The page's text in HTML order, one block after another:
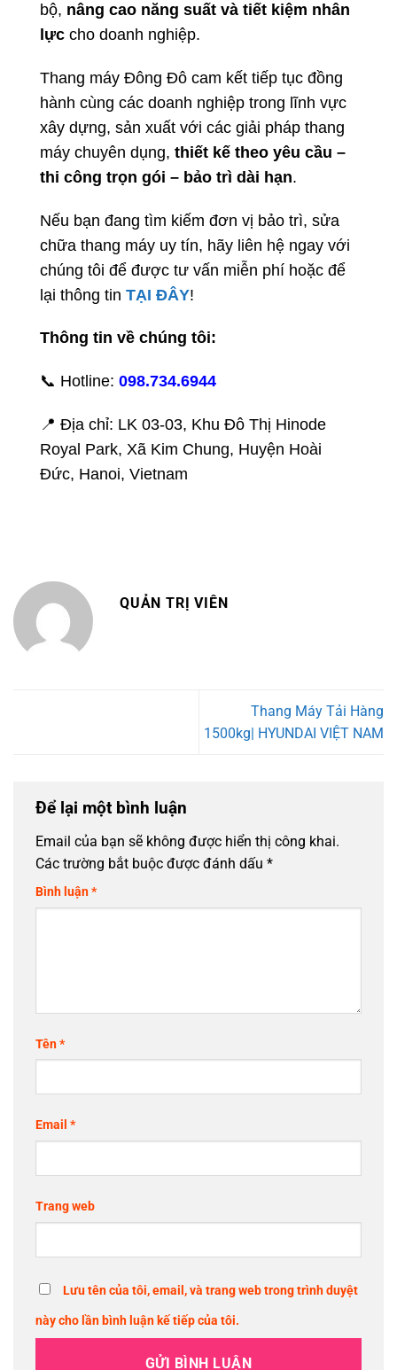
bộ, nâng cao năng suất và tiết kiệm nhân
lực cho doanh nghiệp.
Thang máy Đông Đô cam kết tiếp tục đồng
hành cùng các doanh nghiệp trong lĩnh vực
xây dựng, sản xuất với các giải pháp thang
máy chuyên dụng, thiết kế theo yêu cầu –
thi công trọn gói – bảo trì dài hạn.
Nếu bạn đang tìm kiếm đơn vị bảo trì, sửa
chữa thang máy uy tín, hãy liên hệ ngay với
chúng tôi để được tư vấn miễn phí hoặc để
lại thông tin TẠI ĐÂY!
Thông tin về chúng tôi:
📞 Hotline: 098.734.6944
📍 Địa chỉ: LK 03-03, Khu Đô Thị Hinode
Royal Park, Xã Kim Chung, Huyện Hoài
Đức, Hanoi, Vietnam
QUẢN TRỊ VIÊN
Thang Máy Tải Hàng
1500kg| HYUNDAI VIỆT NAM
Để lại một bình luận
Email của bạn sẽ không được hiển thị công khai.
Các trường bắt buộc được đánh dấu *
Bình luận*
Tên*
Email *
Trang web
Lưu tên của tôi, email, và trang web trong trình duyệt
này cho lần bình luận kế tiếp của tôi.